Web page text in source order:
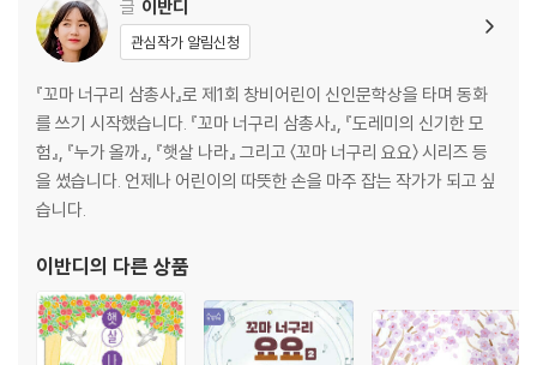
글 이반디
관심작가 알림신청
『꼬마 너구리 삼총사』로 제1회 창비어린이 신인문학상을 타며 동화
를 쓰기 시작했습니다. 『꼬마 너구리 삼총사』, 『도레미의 신기한 모
험』, 『누가 올까』, 『햇살 나라』 그리고 〈꼬마 너구리 요요〉 시리즈 등
을 썼습니다. 언제나 어린이의 따뜻한 손을 마주 잡는 작가가 되고 싶
습니다.
이반디 의 다른 상품